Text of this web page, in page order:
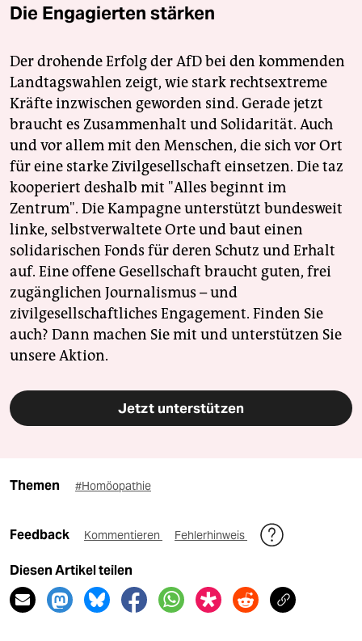
Die Engagierten stärken
Der drohende Erfolg der AfD bei den kommenden
Landtagswahlen zeigt, wie stark rechtsextreme
Kräfte inzwischen geworden sind. Gerade jetzt
braucht es Zusammenhalt und Solidarität. Auch
und vor allem mit den Menschen, die sich vor Ort
für eine starke Zivilgesellschaft einsetzen. Die taz
kooperiert deshalb mit "Alles beginnt im
Zentrum". Die Kampagne unterstützt bundesweit
linke, selbstverwaltete Orte und baut einen
solidarischen Fonds für deren Schutz und Erhalt
auf. Eine offene Gesellschaft braucht guten, frei
zugänglichen Journalismus – und
zivilgesellschaftliches Engagement. Finden Sie
auch? Dann machen Sie mit und unterstützen Sie
unsere Aktion.
Jetzt unterstützen
Themen #Homöopathie
Feedback Kommentieren Fehlerhinweis
Diesen Artikel teilen